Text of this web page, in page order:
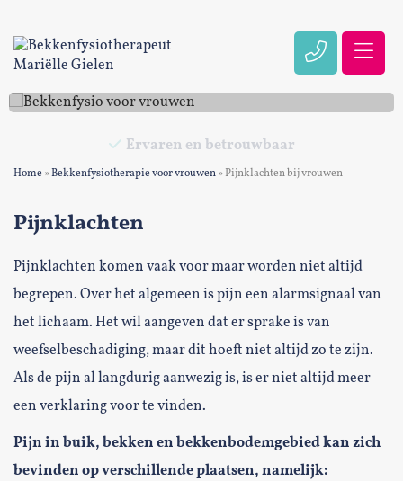
PIJNKLACHTEN BIJ VROUWEN
Ervaren en betrouwbaar
Home »Bekkenfysiotherapie voor vrouwen » Pijnklachten bij vrouwen
Pijnklachten
Pijnklachten komen vaak voor maar worden niet altijd
begrepen. Over het algemeen is pijn een alarmsignaal van
het lichaam. Het wil aangeven dat er sprake is van
weefselbeschadiging, maar dit hoeft niet altijd zo te zijn.
Als de pijn al langdurig aanwezig is, is er niet altijd meer
een verklaring voor te vinden.
Pijn in buik, bekken en bekkenbodemgebied kan zich
bevinden op verschillende plaatsen, namelijk: